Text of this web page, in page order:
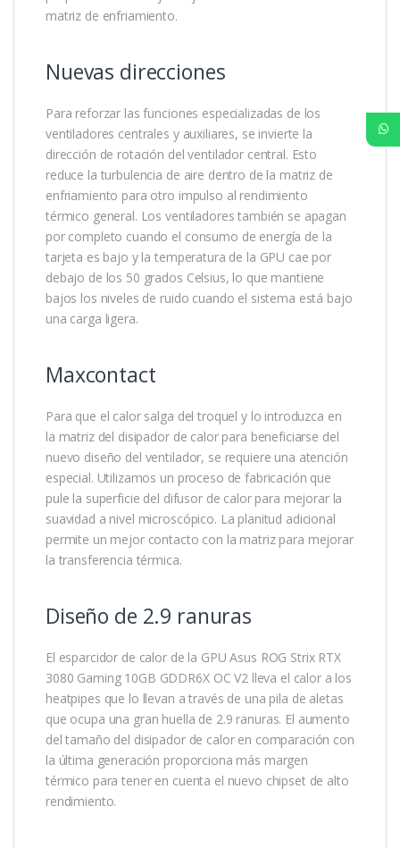
matriz de enfriamiento.
Nuevas direcciones
Para reforzar las funciones especializadas de los
ventiladores centrales y auxiliares, se invierte la
dirección de rotación del ventilador central. Esto
reduce la turbulencia de aire dentro de la matriz de
enfriamiento para otro impulso al rendimiento
térmico general. Los ventiladores también se apagan
por completo cuando el consumo de energía de la
tarjeta es bajo y la temperatura de la GPU cae por
debajo de los 50 grados Celsius, lo que mantiene
bajos los niveles de ruido cuando el sistema está bajo
una carga ligera.
Maxcontact
Para que el calor salga del troquel y lo introduzca en
la matriz del disipador de calor para beneficiarse del
nuevo diseño del ventilador, se requiere una atención
especial. Utilizamos un proceso de fabricación que
pule la superficie del difusor de calor para mejorar la
suavidad a nivel microscópico. La planitud adicional
permite un mejor contacto con la matriz para mejorar
la transferencia térmica.
Diseño de 2.9 ranuras
El esparcidor de calor de la GPU Asus ROG Strix RTX
3080 Gaming 10GB GDDR6X OC V2 lleva el calor a los
heatpipes que lo llevan a través de una pila de aletas
que ocupa una gran huella de 2.9 ranuras. El aumento
del tamaño del disipador de calor en comparación con
la última generación proporciona más margen
térmico para tener en cuenta el nuevo chipset de alto
rendimiento.